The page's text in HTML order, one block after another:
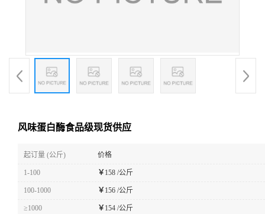
风味蛋白酶食品级现货供应
起订量 (公斤) 价格
1-100 ￥158 /公斤
100-1000 ￥156 /公斤
≥1000 ￥154 /公斤